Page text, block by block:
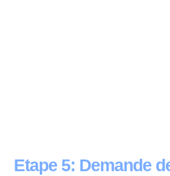
Etape 5: Demande